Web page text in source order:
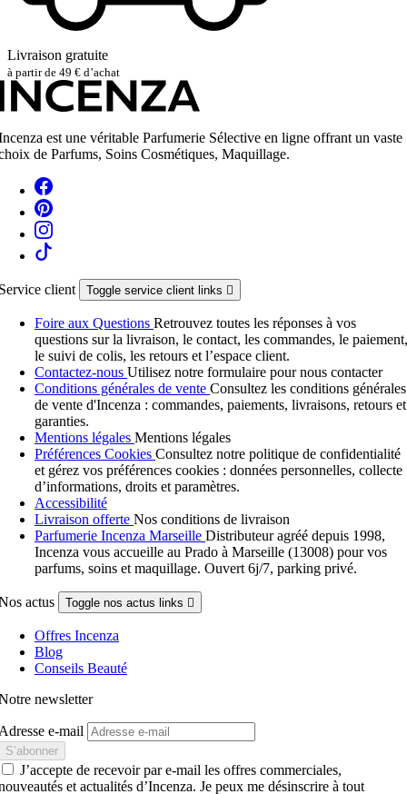
Livraison gratuite
à partir de 49 € d’achat
est une véritable Parfumerie Sélective en ligne offrant un vaste
de Parfums, Soins Cosmétiques, Maquillage.
client Toggle service client links 
Foire aux Questions Retrouvez toutes les réponses à vos
questions sur la livraison, le contact, les commandes, le paiement,
le suivi de colis, les retours et l’espace client.
Contactez-nous Utilisez notre formulaire pour nous contacter
Conditions générales de vente Consultez les conditions générales
de vente d'Incenza : commandes, paiements, livraisons, retours et
garanties.
Mentions légales Mentions légales
Préférences Cookies Consultez notre politique de confidentialité
et gérez vos préférences cookies : données personnelles, collecte
d’informations, droits et paramètres.
Accessibilité
Livraison offerte Nos conditions de livraison
Parfumerie Incenza Marseille Distributeur agréé depuis 1998,
Incenza vous accueille au Prado à Marseille (13008) pour vos
parfums, soins et maquillage. Ouvert 6j/7, parking privé.
actus Toggle nos actus links 
Offres Incenza
Blog
Conseils Beauté
newsletter
e-mail
J’accepte de recevoir par e-mail les offres commerciales,
et actualités d’Incenza. Je peux me désinscrire à tout